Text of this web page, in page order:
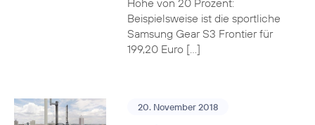
Höhe von 20 Prozent:
Beispielsweise ist die sportliche
Samsung Gear S3 Frontier für
199,20 Euro […]
20. November 2018